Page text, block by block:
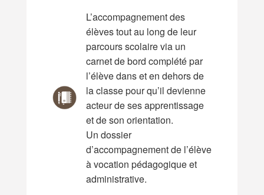
L’accompagnement des
élèves tout au long de leur
parcours scolaire via un
carnet de bord complété par
l’élève dans et en dehors de
la classe pour qu’il devienne
acteur de ses apprentissage
et de son orientation.
Un dossier
d’accompagnement de l’élève
à vocation pédagogique et
administrative.